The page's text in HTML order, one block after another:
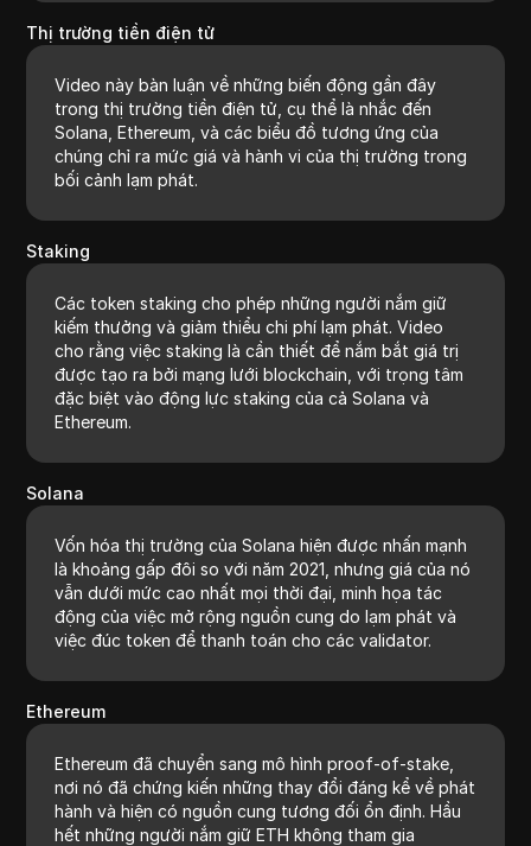
Thị trường tiền điện tử
Video này bàn luận về những biến động gần đây
trong thị trường tiền điện tử, cụ thể là nhắc đến
Solana, Ethereum, và các biểu đồ tương ứng của
chúng chỉ ra mức giá và hành vi của thị trường trong
bối cảnh lạm phát.
Staking
Các token staking cho phép những người nắm giữ
kiếm thưởng và giảm thiểu chi phí lạm phát. Video
cho rằng việc staking là cần thiết để nắm bắt giá trị
được tạo ra bởi mạng lưới blockchain, với trọng tâm
đặc biệt vào động lực staking của cả Solana và
Ethereum.
Solana
Vốn hóa thị trường của Solana hiện được nhấn mạnh
là khoảng gấp đôi so với năm 2021, nhưng giá của nó
vẫn dưới mức cao nhất mọi thời đại, minh họa tác
động của việc mở rộng nguồn cung do lạm phát và
việc đúc token để thanh toán cho các validator.
Ethereum
Ethereum đã chuyển sang mô hình proof-of-stake,
nơi nó đã chứng kiến những thay đổi đáng kể về phát
hành và hiện có nguồn cung tương đối ổn định. Hầu
hết những người nắm giữ ETH không tham gia